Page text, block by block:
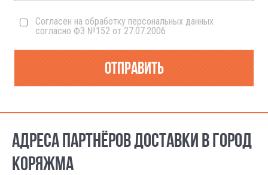
Согласен на обработку персональных данных
согласно ФЗ №152 от 27.07.2006
Отправить
АДРЕСА ПАРТНЁРОВ ДОСТАВКИ В ГОРОД
КОРЯЖМА